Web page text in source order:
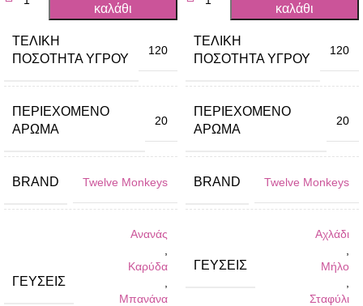
καλάθι
ΤΕΛΙΚΉ
ΠΟΣΌΤΗΤΑ ΥΓΡΟΎ
120
ΠΕΡΙΈΧΟΜΕΝΟ
ΆΡΩΜΑ
20
BRAND Twelve Monkeys
ΓΕΎΣΕΙΣ
Ανανάς
Καρύδα
Μπανάνα
καλάθι
ΤΕΛΙΚΉ
ΠΟΣΌΤΗΤΑ ΥΓΡΟΎ
120
ΠΕΡΙΈΧΟΜΕΝΟ
ΆΡΩΜΑ
20
BRAND Twelve Monkeys
ΓΕΎΣΕΙΣ
Αχλάδι
Μήλο
Σταφύλι